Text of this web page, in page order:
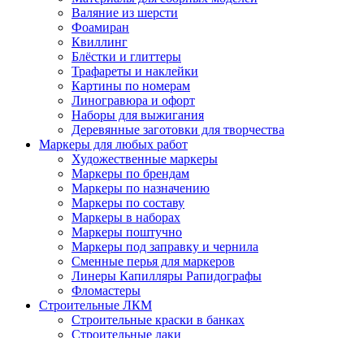
Валяние из шерсти
Фоамиран
Квиллинг
Блёстки и глиттеры
Трафареты и наклейки
Картины по номерам
Линогравюра и офорт
Наборы для выжигания
Деревянные заготовки для творчества
Маркеры для любых работ
Художественные маркеры
Маркеры по брендам
Маркеры по назначению
Маркеры по составу
Маркеры в наборах
Маркеры поштучно
Маркеры под заправку и чернила
Сменные перья для маркеров
Линеры Капилляры Рапидографы
Фломастеры
Строительные ЛКМ
Строительные краски в банках
Строительные лаки